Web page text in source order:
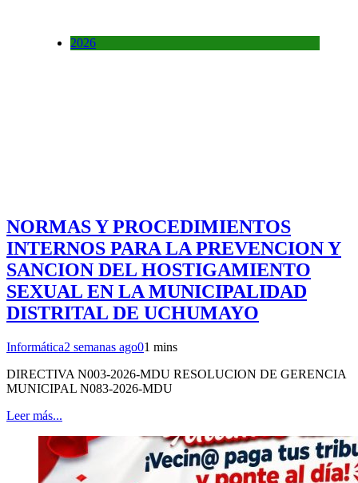
2026
NORMAS Y PROCEDIMIENTOS
INTERNOS PARA LA PREVENCION Y
SANCION DEL HOSTIGAMIENTO
SEXUAL EN LA MUNICIPALIDAD
DISTRITAL DE UCHUMAYO
Informática2 semanas ago01 mins
DIRECTIVA N003-2026-MDU RESOLUCION DE GERENCIA
MUNICIPAL N083-2026-MDU
Leer más...